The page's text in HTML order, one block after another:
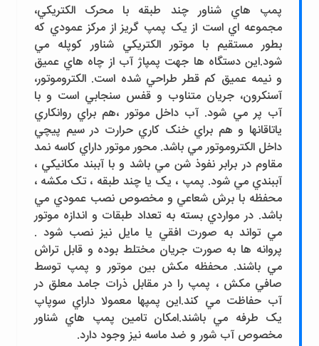
پمپ هاي شناور چند طبقه با محرک الکتريکي،
مجموعه اي است از يک پمپ گريز از مرکز عمودي که
بطور مستقيم با موتور الکتريکي شناور کوپله مي
شود.اين دستگاه ها جهت پمپاژ آب از چاه هاي عميق
و نيمه عميق کم قطر طراحي شده است. الکتروموتور،
آسنکرون، جريان متناوب و قفس سنجابي است و با
آب پر مي شود. آب داخل موتور ،هم براي روانکاري
ياتاقانها و هم براي خنک کاري حرارت در سيم پيچي
داخل الکتروموتور مي باشد. محور موتور داراي کاسه نمد
مقاوم در برابر نفوذ شن مي باشد و با آببند مکانيکي ،
آببندي مي شود. پمپ ، يک يا چند طبقه ، تک مکشه ،
محفظه با برش شعاعي و مخصوص نصب عمودي مي
باشد. در مواردي بسته به تعداد طبقات و اندازه موتور
مي تواند به صورت افقي يا مايل نيز نصب شود .
پروانه ها به صورت جريان مختلط بوده و قابل تراش
مي باشند. محفظه مکش بين موتور و پمپ توسط
صافي مکش ، پمپ را در مقابل ذرات جامد معلق در
آب حفاظت مي کند.اين پمپها معمولا داراي سوپاپ
يک طرفه مي باشند.امکان تامين پمپ هاي شناور
مخصوص آب شور و ضد ماسه نيز وجود دارد.